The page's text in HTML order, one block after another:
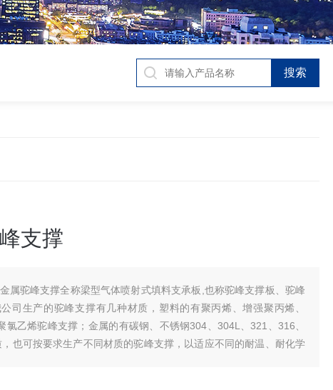
支撑
金属驼峰支撑全称梁型气体喷射式填料支承板,也称驼峰支撑板、驼峰
司生产的驼峰支撑有几种材质，塑料的有聚丙烯、增强聚丙烯、
氯乙烯驼峰支撑；金属的有碳钢、不锈钢304、304L、321、316、
也可按要求生产不同材质的驼峰支撑，以适应不同的耐温、耐化学